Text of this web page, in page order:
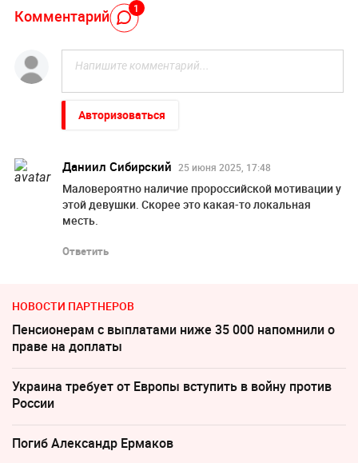
Комментарий 1
Авторизоваться
Даниил Сибирский 25 июня 2025, 17:48
Маловероятно наличие пророссийской мотивации у
этой девушки. Скорее это какая-то локальная
месть.
Ответить
НОВОСТИ ПАРТНЕРОВ
Пенсионерам с выплатами ниже 35 000 напомнили о
праве на доплаты
Украина требует от Европы вступить в войну против
России
Погиб Александр Ермаков